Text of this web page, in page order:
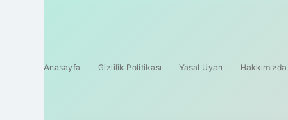
Anasayfa Gizlilik Politikası Yasal Uyarı Hakkımızda